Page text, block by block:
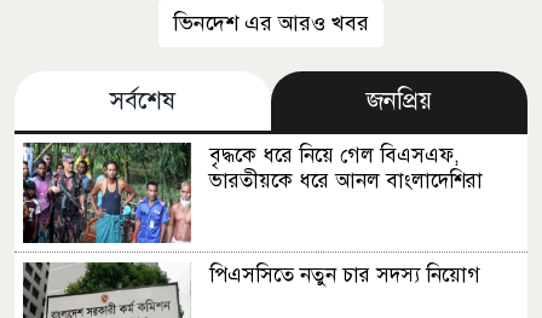
ভিনদেশ এর আরও খবর
সর্বশেষ জনপ্রিয়
বৃদ্ধকে ধরে নিয়ে গেল বিএসএফ,
ভারতীয়কে ধরে আনল বাংলাদেশিরা
পিএসসিতে নতুন চার সদস্য নিয়োগ